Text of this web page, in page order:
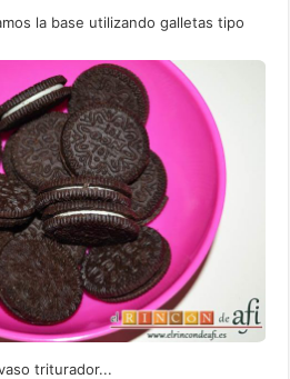
la base utilizando galletas tipo
triturador...